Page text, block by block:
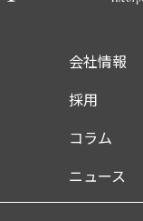
会社情報
採用
コラム
ニュース